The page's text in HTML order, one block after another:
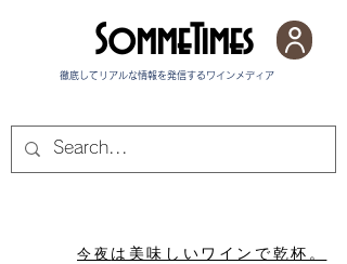
徹底してリアルな情報を発信する​ワインメディア
SommeTimes
今夜 ​は美味しいワインで乾杯。